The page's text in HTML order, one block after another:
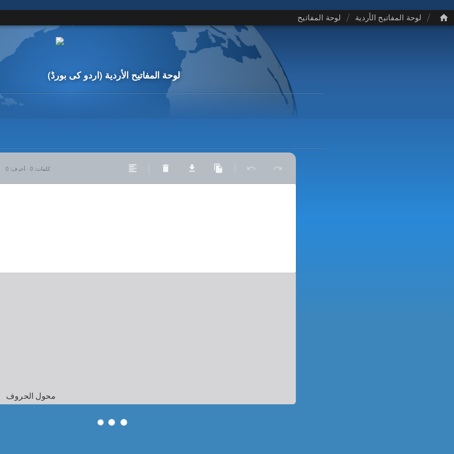
/ لوحة المفاتيح الأردية / لوحة المفاتيح
لوحة المفاتيح الأردية (اردو کی بورڈ)
كلمات:
0
· أحرف:
0
محول الحروف